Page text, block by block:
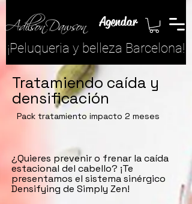
¡​Peluqueria y belleza Barcelona!
Agendar
Tratamiendo caída y
densificación
Pack tratamiento impacto 2 meses
¿Quieres prevenir o frenar la caída
estacional del cabello? ¡Te
presentamos el sistema sinérgico
Densifying de Simply Zen!